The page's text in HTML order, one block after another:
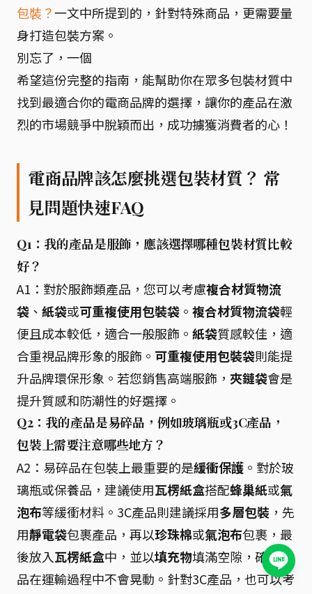
包裝？一文中所提到的，針對特殊商品，更需要量
身打造包裝方案。
別忘了，一個
希望這份完整的指南，能幫助你在眾多包裝材質中
找到最適合你的電商品牌的選擇，讓你的產品在激
烈的市場競爭中脫穎而出，成功擄獲消費者的心！
電商品牌該怎麼挑選包裝材質？ 常
見問題快速FAQ
Q1：我的產品是服飾，應該選擇哪種包裝材質比較
好？
A1：對於服飾類產品，您可以考慮複合材質物流
袋 、 紙袋或可重複使用包裝袋 。 複合材質物流袋輕
便且成本較低，適合一般服飾。 紙袋質感較佳，適
合重視品牌形象的服飾。 可重複使用包裝袋則能提
升品牌環保形象。若您銷售高端服飾， 夾鏈袋會是
提升質感和防潮性的好選擇。
Q2：我的產品是易碎品，例如玻璃瓶或3C產品，
包裝上需要注意哪些地方？
A2：易碎品在包裝上最重要的是緩衝保護 。對於玻
璃瓶或保養品，建議使用瓦楞紙盒搭配蜂巢紙或氣
泡布等緩衝材料。3C產品則建議採用多層包裝 ，先
用靜電袋包裹產品，再以珍珠棉或氣泡布包裹，最
後放入瓦楞紙盒中，並以填充物填滿空隙，確保產
品在運輸過程中不會晃動。針對3C產品，也可以考